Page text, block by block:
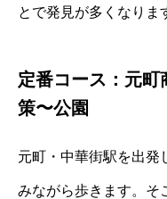
とで発見が多くなりま
定番コース：元町
策〜公園
元町・中華街駅を出発
みながら歩きます。そ